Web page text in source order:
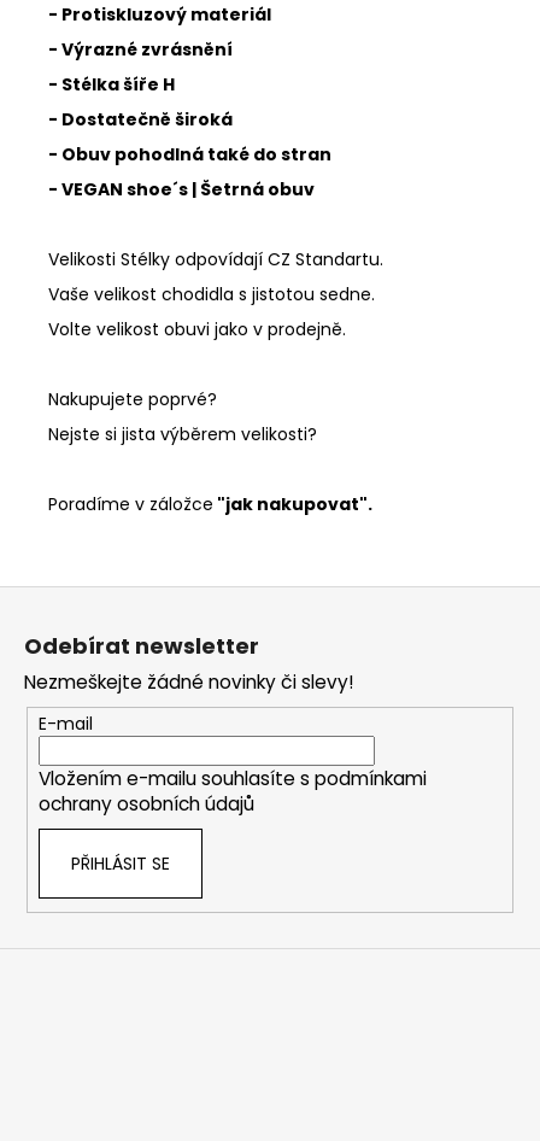
- Protiskluzový materiál
- Výrazné zvrásnění
- Stélka šíře H
- Dostatečně široká
- Obuv pohodlná také do stran
- VEGAN shoe´s | Šetrná obuv
Velikosti Stélky odpovídají CZ Standartu.
Vaše velikost chodidla s jistotou sedne.
Volte velikost obuvi jako v prodejně.
Nakupujete poprvé?
Nejste si jista výběrem velikosti?
Poradíme v záložce "jak nakupovat".
Z
Odebírat newsletter
Nezmeškejte žádné novinky či slevy!
E-mail
Vložením e-mailu souhlasíte s podmínkami
ochrany osobních údajů
PŘIHLÁSIT SE